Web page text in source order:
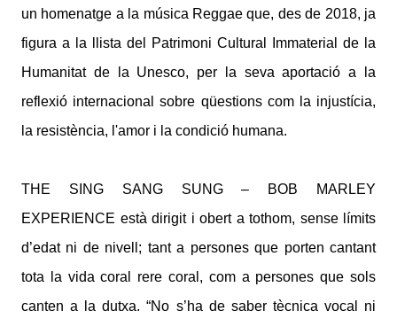
un homenatge a la música Reggae que, des de 2018, ja
figura a la llista del Patrimoni Cultural Immaterial de la
Humanitat de la Unesco, per la seva aportació a la
reflexió internacional sobre qüestions com la injustícia,
la resistència, l'amor i la condició humana.
THE SING SANG SUNG – BOB MARLEY
EXPERIENCE està dirigit i obert a tothom, sense límits
d’edat ni de nivell; tant a persones que porten cantant
tota la vida coral rere coral, com a persones que sols
canten a la dutxa. “No s’ha de saber tècnica vocal ni